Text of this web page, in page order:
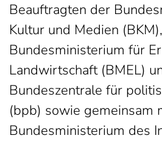
Beauftragten der
Kultur und Medien
Bundesministerium für
Landwirtschaft (BMEL)
Bundeszentrale für
(bpb) sowie gemeinsam
Bundesministerium des